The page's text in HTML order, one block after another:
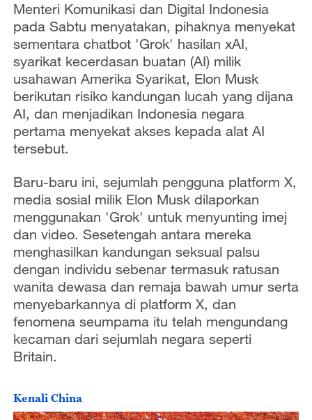
Menteri Komunikasi dan Digital Indonesia
pada Sabtu menyatakan, pihaknya menyekat
sementara chatbot 'Grok' hasilan xAI,
syarikat kecerdasan buatan (AI) milik
usahawan Amerika Syarikat, Elon Musk
berikutan risiko kandungan lucah yang dijana
AI, dan menjadikan Indonesia negara
pertama menyekat akses kepada alat AI
tersebut.
Baru-baru ini, sejumlah pengguna platform X,
media sosial milik Elon Musk dilaporkan
menggunakan 'Grok' untuk menyunting imej
dan video. Sesetengah antara mereka
menghasilkan kandungan seksual palsu
dengan individu sebenar termasuk ratusan
wanita dewasa dan remaja bawah umur serta
menyebarkannya di platform X, dan
fenomena seumpama itu telah mengundang
kecaman dari sejumlah negara seperti
Britain.
Kenali China